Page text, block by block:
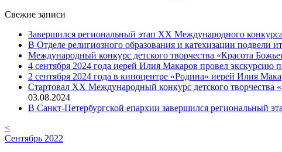
Свежие записи
Завершился региональный этап XX Международного
В Отделе религиозного образования и катехизации подвели
Международный конкурс детского творчества «Красота
4 сентября 2024 года иерей Илия Макаров провел
2 сентября 2024 года в киноцентре «Родина» иерей Илия
Cтартовал XX Международный конкурс детского
03.08.2024
В Санкт-Петербургской епархии завершился региональный
<
Сентябрь 2022